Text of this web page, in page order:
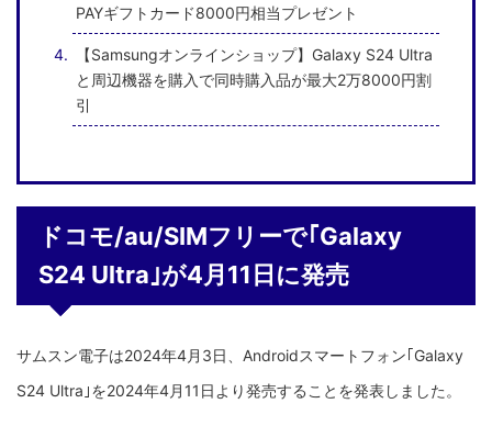
PAYギフトカード8000円相当プレゼント
【Samsungオンラインショップ】Galaxy S24 Ultra
と周辺機器を購入で同時購入品が最大2万8000円割
引
ドコモ/au/SIMフリーで｢Galaxy
S24 Ultra｣が4月11日に発売
サムスン電子は2024年4月3日、Androidスマートフォン｢Galaxy
S24 Ultra｣を2024年4月11日より発売することを発表しました。